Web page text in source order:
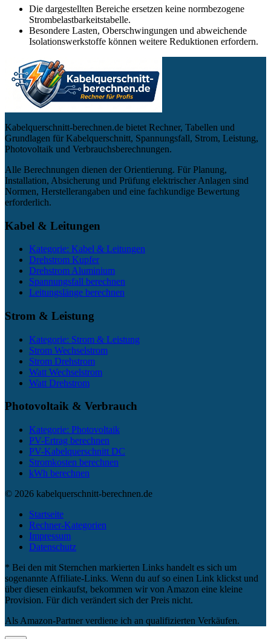
Die dargestellten Bereiche ersetzen keine normbezogene
Strombelastbarkeitstabelle.
Besondere Lasten, Oberschwingungen und abweichende
Isolationswerkstoffe können weitere Reduktionen erfordern.
Kabelquerschnitt-berechnen.de bietet Rechner, Tabellen und
Grundlagen für Kabelquerschnitt, Spannungsfall, Strom, Leistung,
Photovoltaik und Verbrauchsberechnungen.
Alle Berechnungen dienen der Orientierung. Für Planung,
Installation, Absicherung und Prüfung elektrischer Anlagen sind
Normen, Herstellerangaben und eine fachkundige Bewertung
erforderlich.
Kabel & Leitungen
Kategorie: Kabel & Leitungen
Drehstrom Kupfer
Drehstrom Aluminium
Spannungsfall berechnen
Leitungslänge berechnen
Strom & Leistung
Kategorie: Strom & Leistung
Strom Wechselstrom
Strom Drehstrom
Watt Wechselstrom
Watt Drehstrom
Photovoltaik & Verbrauch
Kategorie: Photovoltaik
PV-Ertrag berechnen
PV-Kabelquerschnitt DC
Stromkosten berechnen
kWh berechnen
© 2026 kabelquerschnitt-berechnen.de
Startseite
Rechner-Kategorien
Impressum
Datenschutz
* Bei den mit Sternchen markierten Links handelt es sich um
sogenannte Affiliate-Links. Wenn du auf so einen Link klickst und
über diesen einkaufst, bekommen wir von Amazon eine kleine
Provision. Für dich verändert sich der Preis nicht.
Als Amazon-Partner verdiene ich an qualifizierten Verkäufen.